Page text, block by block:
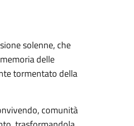
solenne, che
delle
tormentato della
comunità